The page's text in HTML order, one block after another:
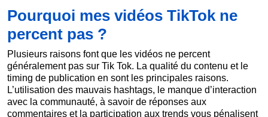
Pourquoi mes vidéos TikTok ne
percent pas ?
Plusieurs raisons font que les vidéos ne percent
généralement pas sur Tik Tok. La qualité du contenu et le
timing de publication en sont les principales raisons.
L’utilisation des mauvais hashtags, le manque d’interaction
avec la communauté, à savoir de réponses aux
commentaires et la participation aux trends vous pénalisent